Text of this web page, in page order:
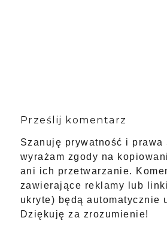
Prześlij komentarz
Szanuję prywatność i
wyrażam zgody na
ani ich przetwarzanie.
zawierające reklamy lub
ukryte) będą automatycznie
Dziękuję za zrozumienie!